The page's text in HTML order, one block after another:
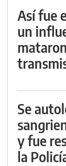
Así fue
un
Se
y fue
la